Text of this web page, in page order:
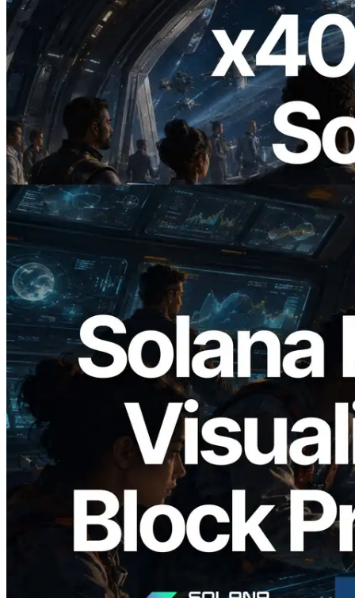
2026.07.04
ERPC 發布支援 x402 支付的 Solana RPC
— AI Agent 按需為 API 付款的時代開啟
閱讀本文
2026.05.24
Validators Solutions 釋出 Solana Block
Analyzer — 以 slot 為單位視覺化區塊生
成時間與負責驗證者